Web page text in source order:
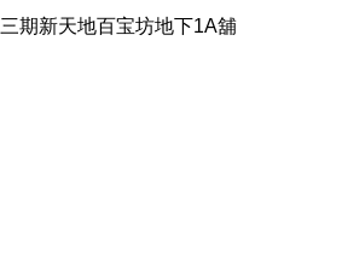
期新天地百宝坊地下1A舖